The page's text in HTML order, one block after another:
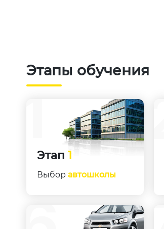
Этапы обучения
Этап 1
Выбор автошколы